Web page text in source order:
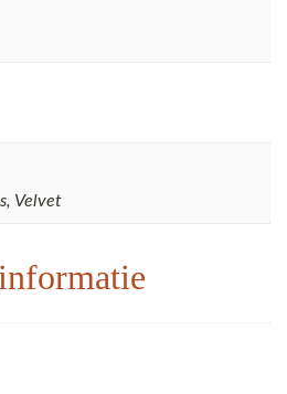
Velvet